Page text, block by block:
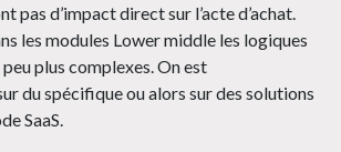
pas d’impact direct sur l’acte d’achat.
les modules Lower middle les logiques
plus complexes. On est
du spécifique ou alors sur des solutions
SaaS.